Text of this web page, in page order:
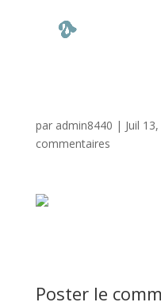
par admin8440 | Juil
commentaires
Poster le